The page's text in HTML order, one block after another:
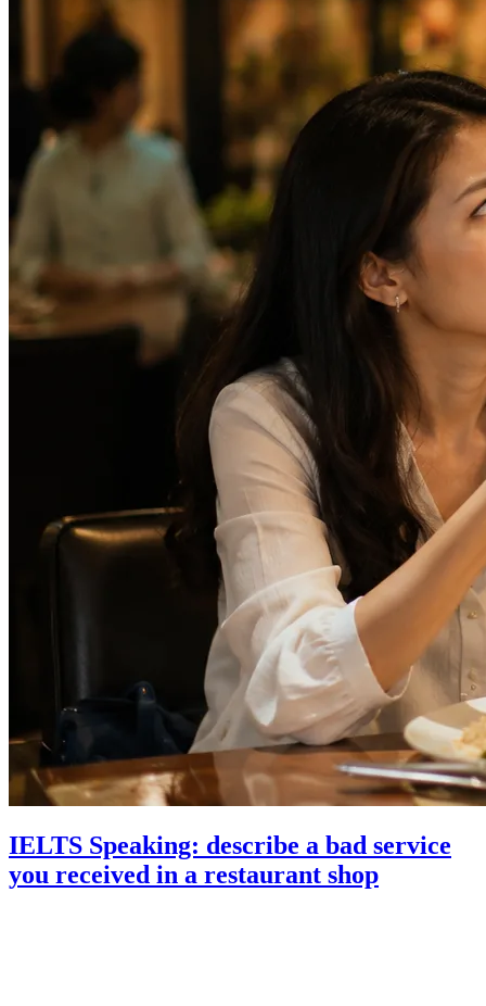
IELTS Speaking: describe a bad service
you received in a restaurant shop